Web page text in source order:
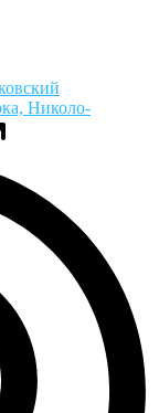
Николо-